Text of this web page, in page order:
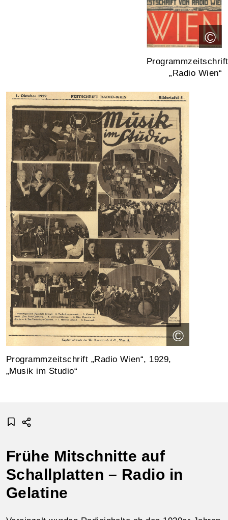
©
Programmzeitschrift
„Radio Wien“
©
Programmzeitschrift „Radio Wien“, 1929,
„Musik im Studio“
Frühe Mitschnitte auf
Schallplatten – Radio in
Gelatine